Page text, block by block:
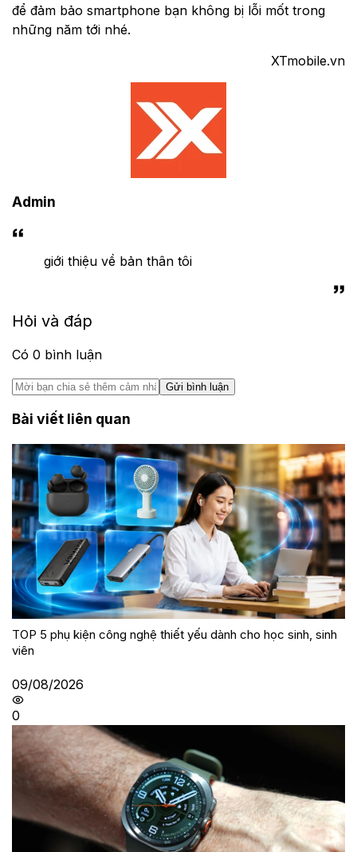
để đảm bảo smartphone bạn không bị lỗi mốt trong
những năm tới nhé.
XTmobile.vn
Admin
giới thiệu về bản thân tôi
Hỏi và đáp
Có 0 bình luận
Gửi bình luận
Bài viết liên quan
TOP 5 phụ kiện công nghệ thiết yếu dành cho học sinh, sinh
viên
09/08/2026
0